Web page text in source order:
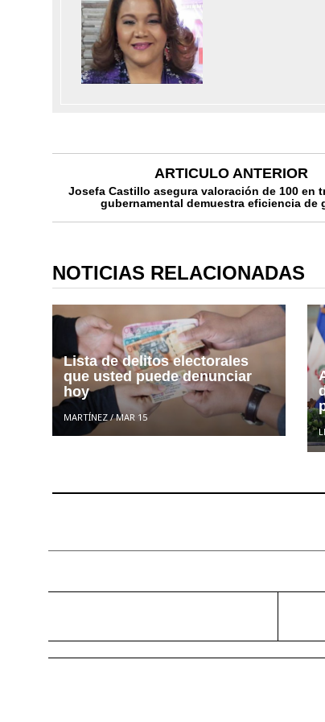
ARTICULO ANTERIOR
Josefa Castillo asegura valoración de 100 en
gubernamental demuestra eficiencia de
NOTICIAS RELACIONADAS
Lista de delitos electorales
que usted puede denunciar
hoy
MARTÍNEZ /MAR 15